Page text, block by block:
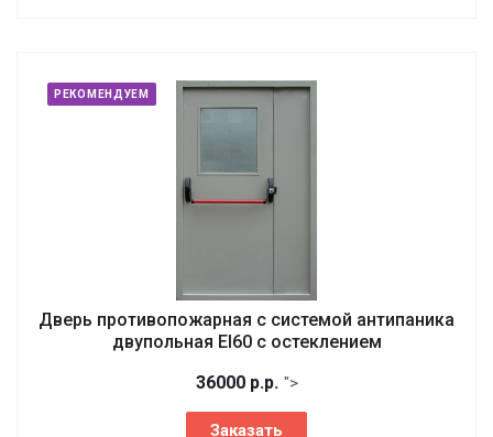
РЕКОМЕНДУЕМ
Дверь противопожарная с системой антипаника
двупольная EI60 с остеклением
36000 р.р. ">
Заказать